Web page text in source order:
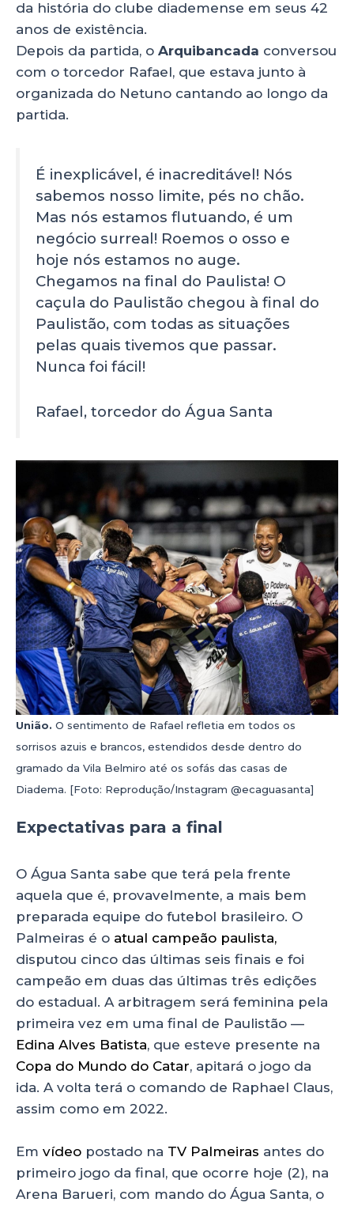
da história do clube diademense em seus 42
anos de existência.
Depois da partida, o Arquibancada conversou
com o torcedor Rafael, que estava junto à
organizada do Netuno cantando ao longo da
partida.
É inexplicável, é inacreditável! Nós
sabemos nosso limite, pés no chão.
Mas nós estamos flutuando, é um
negócio surreal! Roemos o osso e
hoje nós estamos no auge.
Chegamos na final do Paulista! O
caçula do Paulistão chegou à final do
Paulistão, com todas as situações
pelas quais tivemos que passar.
Nunca foi fácil!
Rafael, torcedor do Água Santa
União. O sentimento de Rafael refletia em todos os
sorrisos azuis e brancos, estendidos desde dentro do
gramado da Vila Belmiro até os sofás das casas de
Diadema. [Foto: Reprodução/Instagram @ecaguasanta]
Expectativas para a final
O Água Santa sabe que terá pela frente
aquela que é, provavelmente, a mais bem
preparada equipe do futebol brasileiro. O
Palmeiras é o atual campeão paulista,
disputou cinco das últimas seis finais e foi
campeão em duas das últimas três edições
do estadual. A arbitragem será feminina pela
primeira vez em uma final de Paulistão —
Edina Alves Batista, que esteve presente na
Copa do Mundo do Catar, apitará o jogo da
ida. A volta terá o comando de Raphael Claus,
assim como em 2022.
Em vídeo postado na TV Palmeiras antes do
primeiro jogo da final, que ocorre hoje (2), na
Arena Barueri, com mando do Água Santa, o